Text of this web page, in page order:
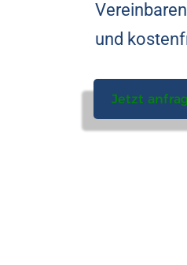
und
Jetzt